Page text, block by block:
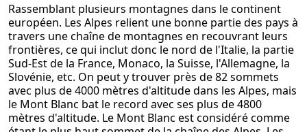
Rassemblant plusieurs montagnes dans le continent
européen. Les Alpes relient une bonne partie des pays à
travers une chaîne de montagnes en recouvrant leurs
frontières, ce qui inclut donc le nord de l'Italie, la partie
Sud-Est de la France, Monaco, la Suisse, l'Allemagne, la
Slovénie, etc. On peut y trouver près de 82 sommets
avec plus de 4000 mètres d'altitude dans les Alpes, mais
le Mont Blanc bat le record avec ses plus de 4800
mètres d'altitude. Le Mont Blanc est considéré comme